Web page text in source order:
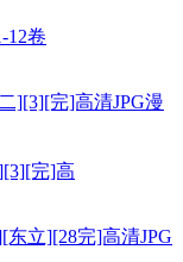
12卷
完]高